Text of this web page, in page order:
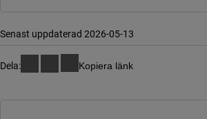
Senast uppdaterad 2026-05-13
Dela: Kopiera länk